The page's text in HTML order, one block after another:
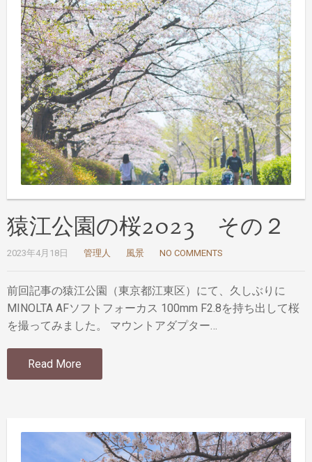
猿江公園の桜2023 その２
2023年4月18日 管理人 風景 NO COMMENTS
前回記事の猿江公園（東京都江東区）にて、久しぶりに
MINOLTA AFソフトフォーカス 100mm F2.8を持ち出して桜
を撮ってみました。 マウントアダプター…
Read More